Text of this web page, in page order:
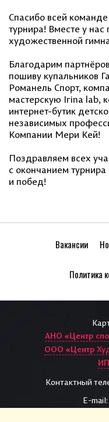
Спасибо всей
турнира! Вместе у
художественной
Благодарим
пошиву купальников
Романель Спорт,
мастерскую Irina lab,
интернет-бутик
независимых
Компании Мери Кей!
Поздравляем всех
с окончанием
и побед!
Вакансии
Политика
Контактный
E-mail:
АНО «Центр
ООО «Центр